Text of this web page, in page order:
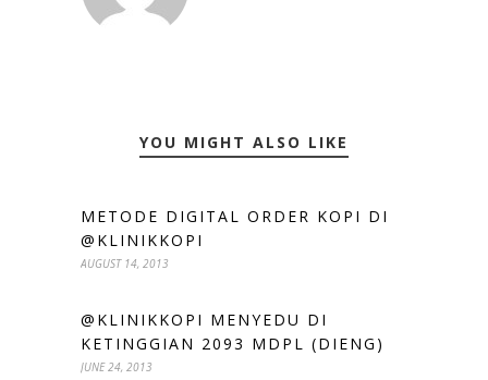
YOU MIGHT ALSO LIKE
METODE DIGITAL ORDER KOPI DI
@KLINIKKOPI
AUGUST 14, 2013
@KLINIKKOPI MENYEDU DI
KETINGGIAN 2093 MDPL (DIENG)
JUNE 24, 2013